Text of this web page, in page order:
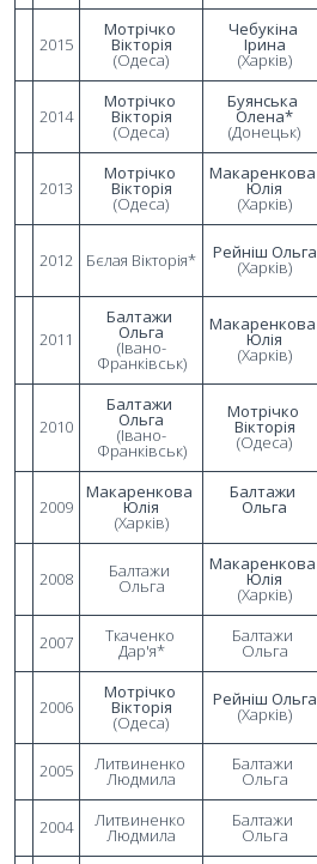
2015
Мотрічко
Вікторія
(Одеса)
Чебукіна
Ірина
(Харків)
2014
Мотрічко
Вікторія
(Одеса)
Буянська
Олена*
(Донецьк)
2013
Мотрічко
Вікторія
(Одеса)
Макаренкова
Юлія
(Харків)
2012 Бєлая Вікторія* Рейніш Ольга
(Харків)
2011
Балтажи
Ольга
(Івано-
Франківськ)
Макаренкова
Юлія
(Харків)
2010
Балтажи
Ольга
(Івано-
Франківськ)
Мотрічко
Вікторія
(Одеса)
2009
Макаренкова
Юлія
(Харків)
Балтажи
Ольга
2008 Балтажи
Ольга
Макаренкова
Юлія
(Харків)
2007 Ткаченко
Дар'я*
Балтажи
Ольга
2006
Мотрічко
Вікторія
(Одеса)
Рейніш Ольга
(Харків)
2005 Литвиненко
Людмила
Балтажи
Ольга
2004 Литвиненко
Людмила
Балтажи
Ольга